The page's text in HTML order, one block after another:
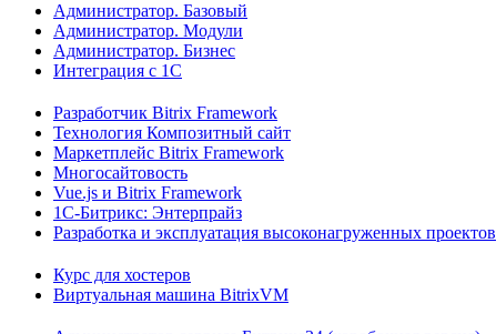
Администратор. Базовый
Администратор. Модули
Администратор. Бизнес
Интеграция с 1С
Разработчик Bitrix Framework
Технология Композитный сайт
Маркетплейс Bitrix Framework
Многосайтовость
Vue.js и Bitrix Framework
1С-Битрикс: Энтерпрайз
Разработка и эксплуатация высоконагруженных проектов
Курс для хостеров
Виртуальная машина BitrixVM